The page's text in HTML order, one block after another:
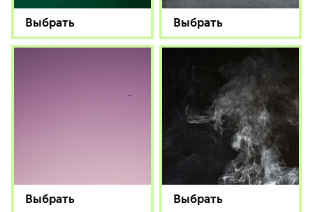
Выбрать Выбрать
Выбрать Выбрать